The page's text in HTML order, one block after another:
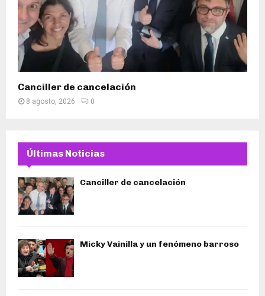
Canciller de cancelación
8 agosto, 2026 0
Últimas Noticias
Canciller de cancelación
Micky Vainilla y un fenómeno barroso